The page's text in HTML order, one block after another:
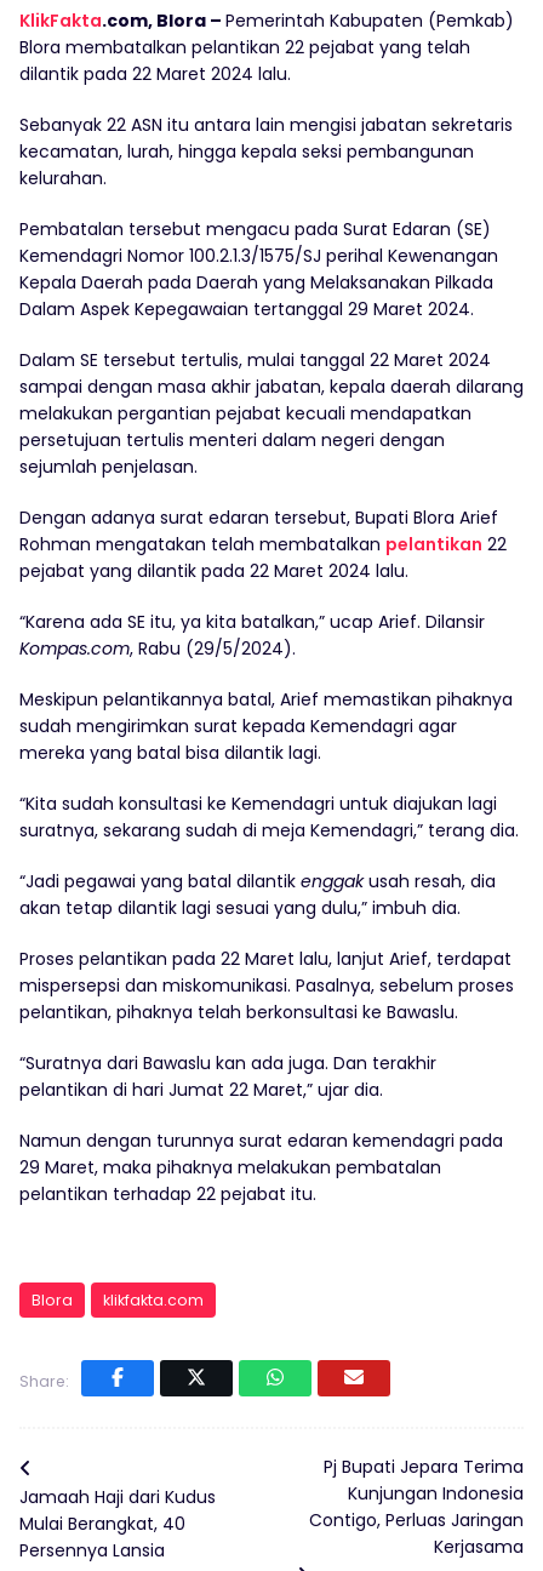
KlikFakta.com, Blora – Pemerintah Kabupaten (Pemkab)
Blora membatalkan pelantikan 22 pejabat yang telah
dilantik pada 22 Maret 2024 lalu.
Sebanyak 22 ASN itu antara lain mengisi jabatan sekretaris
kecamatan, lurah, hingga kepala seksi pembangunan
kelurahan.
Pembatalan tersebut mengacu pada Surat Edaran (SE)
Kemendagri Nomor 100.2.1.3/1575/SJ perihal Kewenangan
Kepala Daerah pada Daerah yang Melaksanakan Pilkada
Dalam Aspek Kepegawaian tertanggal 29 Maret 2024.
Dalam SE tersebut tertulis, mulai tanggal 22 Maret 2024
sampai dengan masa akhir jabatan, kepala daerah dilarang
melakukan pergantian pejabat kecuali mendapatkan
persetujuan tertulis menteri dalam negeri dengan
sejumlah penjelasan.
Dengan adanya surat edaran tersebut, Bupati Blora Arief
Rohman mengatakan telah membatalkan pelantikan 22
pejabat yang dilantik pada 22 Maret 2024 lalu.
“Karena ada SE itu, ya kita batalkan,” ucap Arief. Dilansir
Kompas.com, Rabu (29/5/2024).
Meskipun pelantikannya batal, Arief memastikan pihaknya
sudah mengirimkan surat kepada Kemendagri agar
mereka yang batal bisa dilantik lagi.
“Kita sudah konsultasi ke Kemendagri untuk diajukan lagi
suratnya, sekarang sudah di meja Kemendagri,” terang dia.
“Jadi pegawai yang batal dilantik enggakusah resah, dia
akan tetap dilantik lagi sesuai yang dulu,” imbuh dia.
Proses pelantikan pada 22 Maret lalu, lanjut Arief, terdapat
mispersepsi dan miskomunikasi. Pasalnya, sebelum proses
pelantikan, pihaknya telah berkonsultasi ke Bawaslu.
“Suratnya dari Bawaslu kan ada juga. Dan terakhir
pelantikan di hari Jumat 22 Maret,” ujar dia.
Namun dengan turunnya surat edaran kemendagri pada
29 Maret, maka pihaknya melakukan pembatalan
pelantikan terhadap 22 pejabat itu.
Blora klikfakta.com
Share:
Jamaah Haji dari Kudus
Mulai Berangkat, 40
Persennya Lansia
Pj Bupati Jepara Terima
Kunjungan Indonesia
Contigo, Perluas Jaringan
Kerjasama